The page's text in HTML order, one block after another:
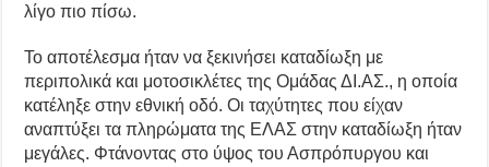
λίγο πιο πίσω.
Το αποτέλεσμα ήταν να ξεκινήσει καταδίωξη με
περιπολικά και μοτοσικλέτες της Ομάδας ΔΙ.ΑΣ., η οποία
κατέληξε στην εθνική οδό. Οι ταχύτητες που είχαν
αναπτύξει τα πληρώματα της ΕΛΑΣ στην καταδίωξη ήταν
μεγάλες. Φτάνοντας στο ύψος του Ασπρόπυργου και